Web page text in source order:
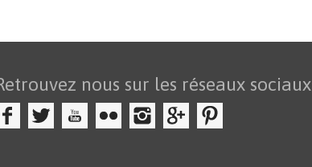
nous sur les réseaux sociaux